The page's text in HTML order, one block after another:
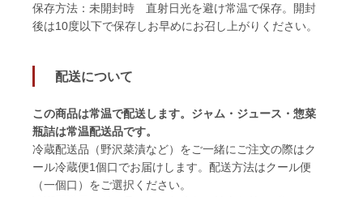
保存方法：未開封時 直射日光を避け常温で保存。開封
後は10度以下で保存しお早めにお召し上がりください。
配送について
この商品は常温で配送します。ジャム・ジュース・惣菜
瓶詰は常温配送品です。
冷蔵配送品（野沢菜漬など）をご一緒にご注文の際はク
ール冷蔵便1個口でお届けします。配送方法はクール便
（一個口）をご選択ください。